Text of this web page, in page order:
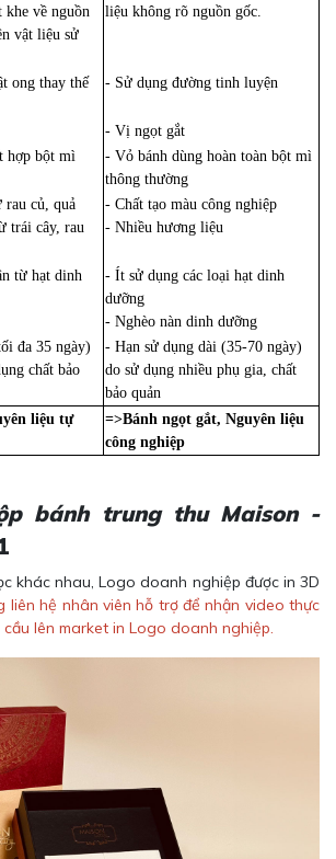
khe về nguồn
vật liệu sử
liệu không rõ nguồn gốc.
ong thay thế
- Sử dụng đường tinh luyện
- Vị ngọt gắt
hợp bột mì
- Vỏ bánh dùng hoàn toàn bột mì
thông thường
rau củ, quả
trái cây, rau
- Chất tạo màu công nghiệp
- Nhiều hương liệu
từ hạt dinh
- Ít sử dụng các loại hạt dinh
dưỡng
- Nghèo nàn dinh dưỡng
đa 35 ngày)
chất bảo
- Hạn sử dụng dài (35-70 ngày)
do sử dụng nhiều phụ gia, chất
bảo quản
liệu tự
=>Bánh ngọt gắt, Nguyên liệu
công nghiệp
bánh trung thu Maison -
khác nhau, Logo doanh nghiệp được in 3D
liên hệ nhân viên hỗ trợ để nhận video thực
lên market in Logo doanh nghiệp.